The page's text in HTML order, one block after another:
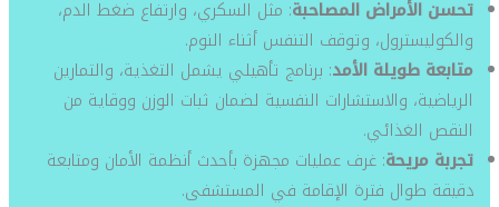
تحسن الأمراض المصاحبة: مثل السكري، وارتفاع ضغط الدم،
والكوليسترول، وتوقف التنفس أثناء النوم.
متابعة طويلة الأمد: برنامج تأهيلي يشمل التغذية، والتمارين
الرياضية، والاستشارات النفسية لضمان ثبات الوزن ووقاية من
النقص الغذائي.
تجربة مريحة: غرف عمليات مجهزة بأحدث أنظمة الأمان ومتابعة
دقيقة طوال فترة الإقامة في المستشفى.